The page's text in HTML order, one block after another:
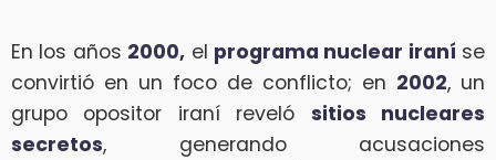
En los años 2000, el programa nuclear iraní se
convirtió en un foco de conflicto; en 2002, un
grupo opositor iraní reveló sitios nucleares
secretos, generando acusaciones